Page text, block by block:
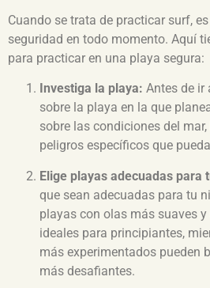
Cuando se trata de practicar surf,
seguridad en todo momento. Aquí
para practicar en una playa segura:
Investiga la playa: Antes de ir
sobre la playa en la que
sobre las condiciones del
peligros específicos que
Elige playas adecuadas para
que sean adecuadas para tu
playas con olas más suaves
ideales para principiantes,
más experimentados pueden
más desafiantes.